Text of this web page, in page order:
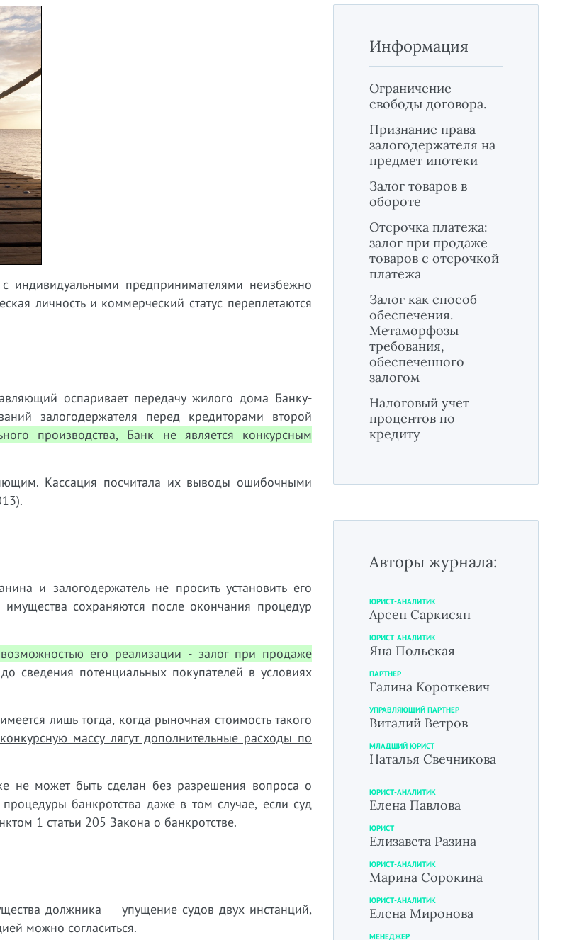
индивидуальными предпринимателями неизбежно
личность и коммерческий статус переплетаются
оспаривает передачу жилого дома Банку-
залогодержателя перед кредиторами второй
производства, Банк не является конкурсным
Кассация посчитала их выводы ошибочными
и залогодержатель не просить установить его
сохраняются после окончания процедур
его реализации - залог при продаже
потенциальных покупателей в условиях
лишь тогда, когда рыночная стоимость такого
массу лягут дополнительные расходы по
не может быть сделан без разрешения вопроса о
банкротства даже в том случае, если суд
1 статьи 205 Закона о банкротстве.
должника — упущение судов двух инстанций,
можно согласиться.
Информация
Ограничение
свободы договора.
Признание права
залогодержателя на
предмет ипотеки
Залог товаров в
обороте
Отсрочка платежа:
залог при продаже
товаров с отсрочкой
платежа
Залог как способ
обеспечения.
Метаморфозы
требования,
обеспеченного
залогом
Налоговый учет
процентов по
кредиту
Авторы журнала:
ЮРИСТ-АНАЛИТИК
Арсен Саркисян
ЮРИСТ-АНАЛИТИК
Яна Польская
ПАРТНЕР
Галина Короткевич
УПРАВЛЯЮЩИЙ ПАРТНЕР
Виталий Ветров
МЛАДШИЙ ЮРИСТ
Наталья Свечникова
ЮРИСТ-АНАЛИТИК
Елена Павлова
ЮРИСТ
Елизавета Разина
ЮРИСТ-АНАЛИТИК
Марина Сорокина
ЮРИСТ-АНАЛИТИК
Елена Миронова
МЕНЕДЖЕР